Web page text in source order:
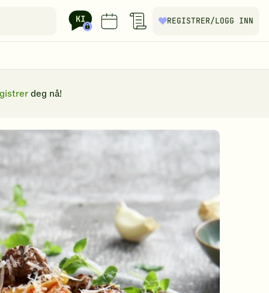
REGISTRER/LOGG INN
deg nå!